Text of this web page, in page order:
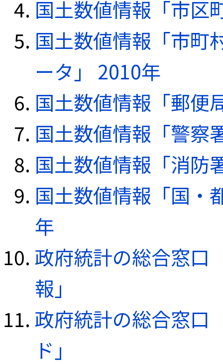
国土数値情報「市区
国土数値情報「市町
ータ」 2010年
国土数値情報「郵便
国土数値情報「警察
国土数値情報「消防
国土数値情報「国・
年
政府統計の総合窓口
報」
政府統計の総合窓口
ド」